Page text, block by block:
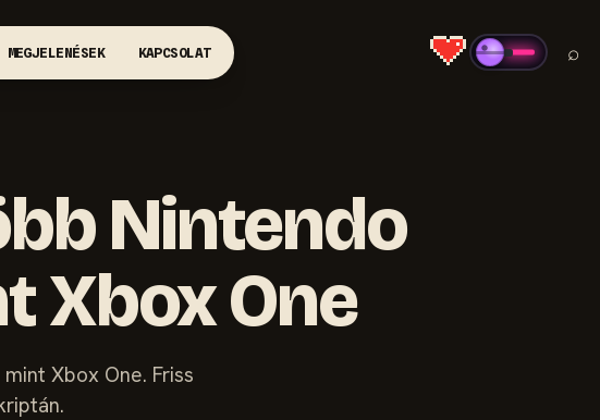
MEGJELENÉSEK KAPCSOLAT ⌕
Nintendo
Xbox One
Xbox One. Friss